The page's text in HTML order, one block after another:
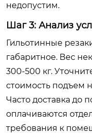
недопустим.
Шаг 3: Анализ
Гильотинные
габаритное. Вес
300-500 кг.
стоимость подъем
Часто доставка до
оплачиваются
требования к